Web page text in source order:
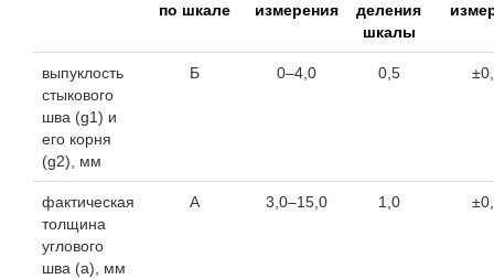
по шкале измерения
деления
шкалы
выпуклость
стыкового
шва (g1) и
его корня
(g2), мм
Б 0–4,0 0,5
фактическая
толщина
углового
шва (a), мм
А 3,0–15,0 1,0